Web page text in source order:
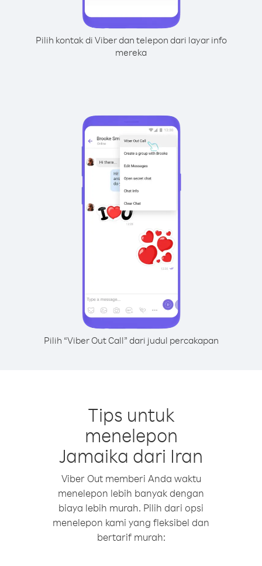
Pilih kontak di Viber dan telepon dari layar info
mereka
Pilih “Viber Out Call” dari judul percakapan
Tips untuk
menelepon
Jamaika dari Iran
Viber Out memberi Anda waktu
menelepon lebih banyak dengan
biaya lebih murah. Pilih dari opsi
menelepon kami yang fleksibel dan
bertarif murah: